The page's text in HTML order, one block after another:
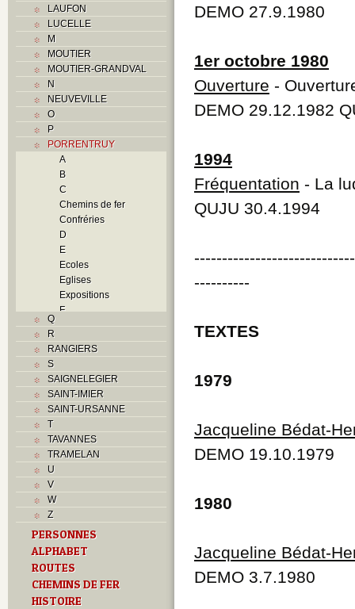
LAUFON
LUCELLE
M
MOUTIER
MOUTIER-GRANDVAL
N
NEUVEVILLE
O
P
PORRENTRUY
A
B
C
Chemins de fer
Confréries
D
E
Ecoles
Eglises
Expositions
F
H
I
J
K
M
Monuments historiques
Paroisses
R
S
Sociétés locales
T
Q
R
RANGIERS
S
SAIGNELEGIER
SAINT-IMIER
SAINT-URSANNE
T
TAVANNES
TRAMELAN
U
V
W
Z
PERSONNES
ALPHABET
ROUTES
CHEMINS DE FER
HISTOIRE
DEMO 27.9.1980
1er octobre 1980
Ouverture -
DEMO 29.12.1982
1994
Fréquentation - La
QUJU 30.4.1994
----------
TEXTES
1979
Jacqueline Bédat-
DEMO 19.10.1979
1980
Jacqueline Bédat-
DEMO 3.7.1980